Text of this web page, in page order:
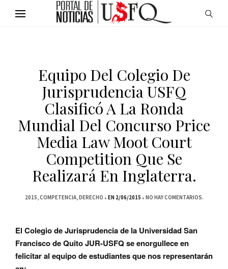
Equipo Del Colegio De
Jurisprudencia USFQ
Clasificó A La Ronda
Mundial Del Concurso Price
Media Law Moot Court
Competition Que Se
Realizará En Inglaterra.
2015 COMPETENCIA DERECHO EN 2/06/2015 NO HAY COMENTARIOS.
El Colegio de Jurisprudencia de la Universidad San
Francisco de Quito JUR-USFQ se enorgullece en
felicitar al equipo de estudiantesque nos representarán